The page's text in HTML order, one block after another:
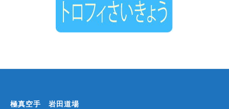
極真空手 岩田道場